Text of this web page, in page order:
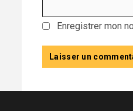
Enregistrer mon